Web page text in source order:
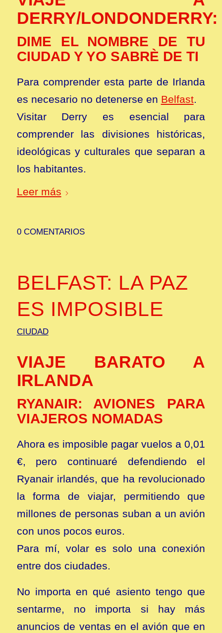
DERRY/LONDONDERRY:
DIME EL NOMBRE DE TU
CIUDAD Y YO SABRÈ DE TI
Para comprender esta parte de Irlanda
es necesario no detenerse en Belfast.
Visitar Derry es esencial para
comprender las divisiones históricas,
ideológicas y culturales que separan a
los habitantes.
Leer más
0 COMENTARIOS
BELFAST: LA PAZ
ES IMPOSIBLE
CIUDAD
VIAJE BARATO A
IRLANDA
RYANAIR: AVIONES PARA
VIAJEROS NOMADAS
Ahora es imposible pagar vuelos a 0,01
€, pero continuaré defendiendo el
Ryanair irlandés, que ha revolucionado
la forma de viajar, permitiendo que
millones de personas suban a un avión
con unos pocos euros.
Para mí, volar es solo una conexión
entre dos ciudades.
No importa en qué asiento tengo que
sentarme, no importa si hay más
anuncios de ventas en el avión que en